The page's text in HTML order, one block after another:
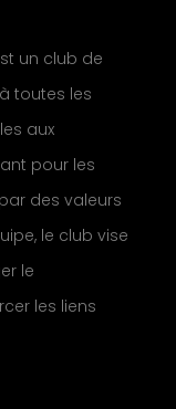
un club de
toutes les
aux
pour les
des valeurs
le club vise
le
les liens